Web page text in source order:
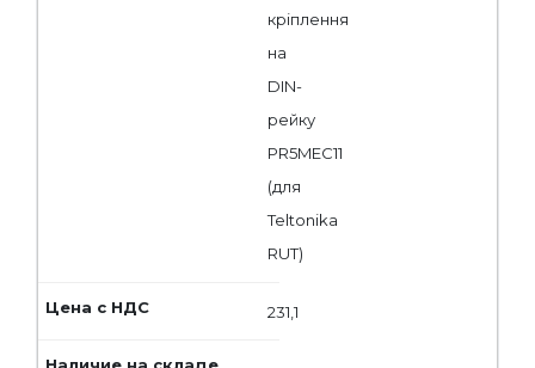
кріплення
на
DIN-
рейку
PR5MEC11
(для
Teltonika
RUT)
231,1